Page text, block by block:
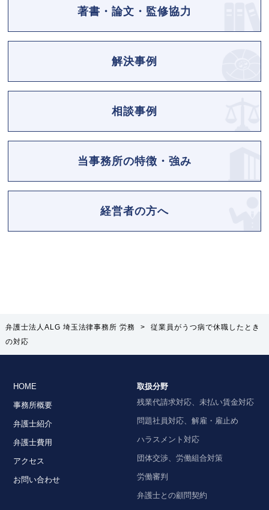
著書・論文・監修協力
解決事例
相談事例
当事務所の特徴・強み
経営者の方へ
弁護士法人ALG 埼玉法律事務所 労務 >
従業員がうつ病で休職したとき
の対応
HOME
事務所概要
弁護士紹介
弁護士費用
アクセス
お問い合わせ
取扱分野
残業代請求対応、未払い賃金対応
問題社員対応、解雇・雇止め
ハラスメント対応
団体交渉、労働組合対策
労働審判
弁護士との顧問契約